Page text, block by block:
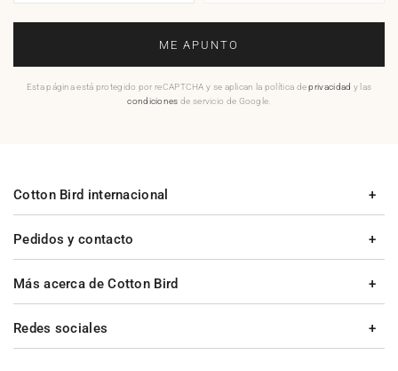
ME APUNTO
Esta página está protegido por reCAPTCHA y se aplican la política deprivacidad y las
condiciones de servicio de Google.
Pedidos y contacto
Más acerca de Cotton Bird
Cotton Bird internacional
Redes sociales